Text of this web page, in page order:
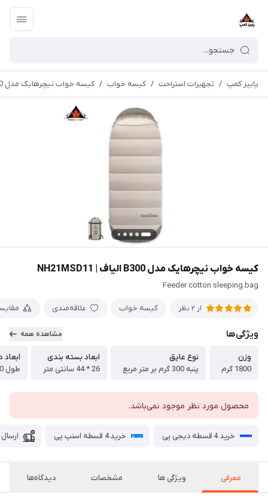
پاییز کمپ / تجهیزات استراحت / کیسه خواب / کیسه خواب نیچرهایک مدل B300 الیاف | NH21MSD11
کیسه خواب نیچرهایک مدل B300 الیاف | NH21MSD11
Feeder cotton sleeping bag
از 2 نظر کیسه خواب علاقه‌مندی
ویژگی‌ها مشاهده همه
وزن
1800 گرم
نوع عایق
پنبه 300 گرم بر متر مربع
ابعاد بسته بندی
26 * 44 سانتی متر
ابعاد
طول 220 --- عرض 85 سانتی متر
محصول مورد نظر موجود نمی‌باشد.
خرید 4 قسطه دیجی پی خرید 4 قسطه اسنپ پی
معرفی ویژگی ها مشخصات دیدگاه‌ها